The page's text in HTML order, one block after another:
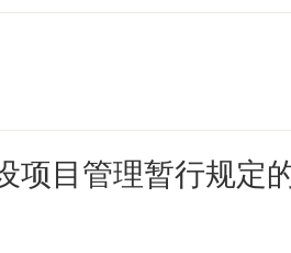
项目管理暂行规定